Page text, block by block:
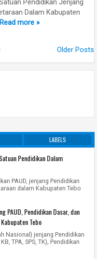
Pendidikan Jenjang
Dalam Kabupaten
Read more »
Older Posts
LABELS
Pendidikan Dalam
PAUD, jenjang Pendidikan
dalam Kabupaten Tebo
PAUD, Pendidikan Dasar, dan
Tebo
Nasional) jenjang Pendidikan
TPA, SPS, TK), Pendidikan